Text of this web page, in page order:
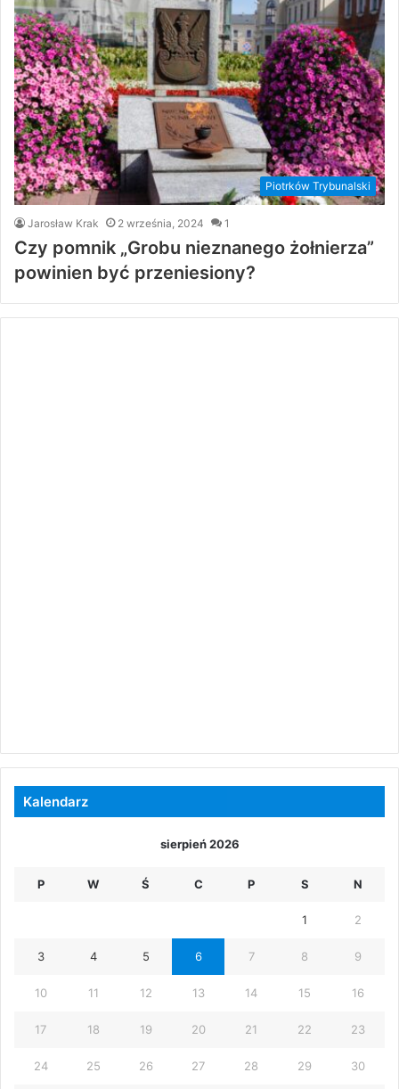
Piotrków Trybunalski
Jarosław Krak 2 września, 2024 1
Czy pomnik „Grobu nieznanego żołnierza”
powinien być przeniesiony?
Kalendarz
sierpień 2026
P W Ś C P S N
1 2
3 4 5 6 7 8 9
10 11 12 13 14 15 16
17 18 19 20 21 22 23
24 25 26 27 28 29 30